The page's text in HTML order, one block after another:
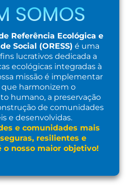
SOMOS
Referência Ecológica e
Social (ORESS) é uma
lucrativos dedicada a
ecológicas integradas à
missão é implementar
que harmonizem o
humano, a preservação
de comunidades
e desenvolvidas.
e comunidades mais
resilientes e
o nosso maior objetivo!